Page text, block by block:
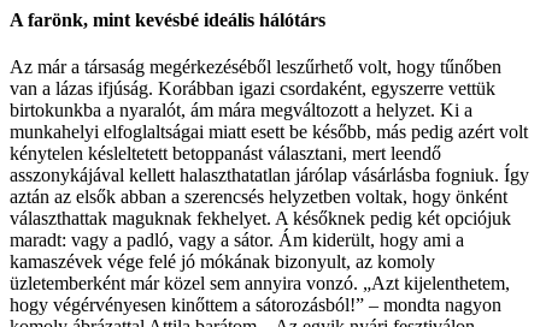
A farönk, mint kevésbé ideális hálótárs
Az már a társaság megérkezéséből leszűrhető volt, hogy tűnőben
van a lázas ifjúság. Korábban igazi csordaként, egyszerre vettük
birtokunkba a nyaralót, ám mára megváltozott a helyzet. Ki a
munkahelyi elfoglaltságai miatt esett be később, más pedig azért volt
kénytelen késleltetett betoppanást választani, mert leendő
asszonykájával kellett halaszthatatlan járólap vásárlásba fogniuk. Így
aztán az elsők abban a szerencsés helyzetben voltak, hogy önként
választhattak maguknak fekhelyet. A későknek pedig két opciójuk
maradt: vagy a padló, vagy a sátor. Ám kiderült, hogy ami a
kamaszévek vége felé jó mókának bizonyult, az komoly
üzletemberként már közel sem annyira vonzó. „Azt kijelenthetem,
hogy végérvényesen kinőttem a sátorozásból!” – mondta nagyon